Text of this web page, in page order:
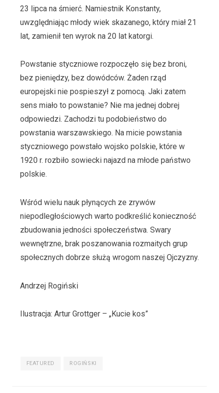
23 lipca na śmierć. Namiestnik Konstanty,
uwzględniając młody wiek skazanego, który miał 21
lat, zamienił ten wyrok na 20 lat katorgi.
Powstanie styczniowe rozpoczęło się bez broni,
bez pieniędzy, bez dowódców. Żaden rząd
europejski nie pospieszył z pomocą. Jaki zatem
sens miało to powstanie? Nie ma jednej dobrej
odpowiedzi. Zachodzi tu podobieństwo do
powstania warszawskiego. Na micie powstania
styczniowego powstało wojsko polskie, które w
1920 r. rozbiło sowiecki najazd na młode państwo
polskie.
Wśród wielu nauk płynących ze zrywów
niepodległościowych warto podkreślić konieczność
zbudowania jedności społeczeństwa. Swary
wewnętrzne, brak poszanowania rozmaitych grup
społecznych dobrze służą wrogom naszej Ojczyzny.
Andrzej Rogiński
Ilustracja: Artur Grottger – „Kucie kos”
FEATURED ROGIŃSKI